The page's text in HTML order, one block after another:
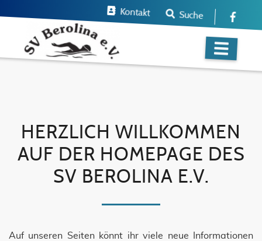
Kontakt Suche
HERZLICH WILLKOMMEN
AUF DER HOMEPAGE DES
SV BEROLINA E.V.
Auf unseren Seiten könnt ihr viele neue Informationen